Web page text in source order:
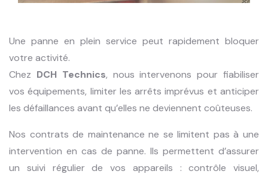
Une panne en plein service peut rapidement bloquer
votre activité.
Chez DCH Technics, nous intervenons pour fiabiliser
vos équipements, limiter les arrêts imprévus et anticiper
les défaillances avant qu’elles ne deviennent coûteuses.
Nos contrats de maintenance ne se limitent pas à une
intervention en cas de panne. Ils permettent d’assurer
un suivi régulier de vos appareils : contrôle visuel,